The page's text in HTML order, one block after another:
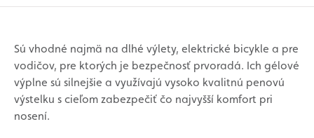
Sú vhodné najmä na dlhé výlety, elektrické bicykle a pre
vodičov, pre ktorých je bezpečnosť prvoradá. Ich gélové
výplne sú silnejšie a využívajú vysoko kvalitnú penovú
výstelku s cieľom zabezpečiť čo najvyšší komfort pri
nosení.